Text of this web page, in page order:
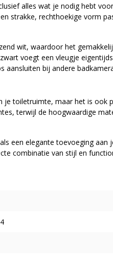
alles wat je nodig hebt
strakke, rechthoekige vorm
wit, waardoor het
voegt een vleugje
bij andere
je toiletruimte, maar het is ook
terwijl de hoogwaardige
een elegante toevoeging aan
combinatie van stijl en